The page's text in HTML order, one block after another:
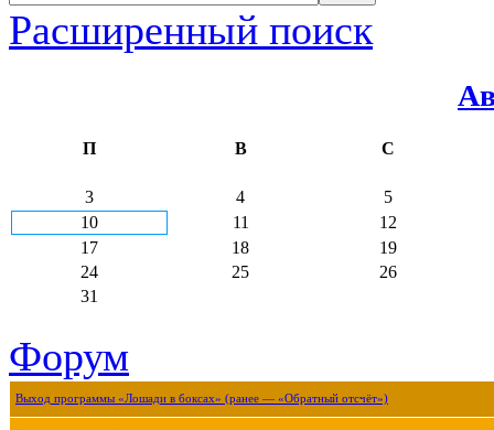
Расширенный поиск
П В С
3 4
5
10
11
12
17
18
19
24
25
26
31
Форум
Выход программы «Лошади в боксах» (ранее — «Обратный отсчёт»)